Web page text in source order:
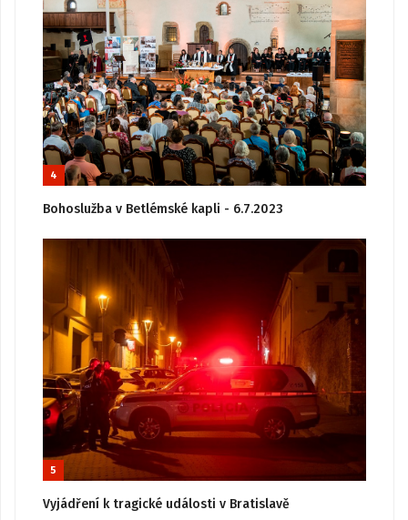
4
Bohoslužba v Betlémské kapli - 6.7.2023
5
Vyjádření k tragické události v Bratislavě